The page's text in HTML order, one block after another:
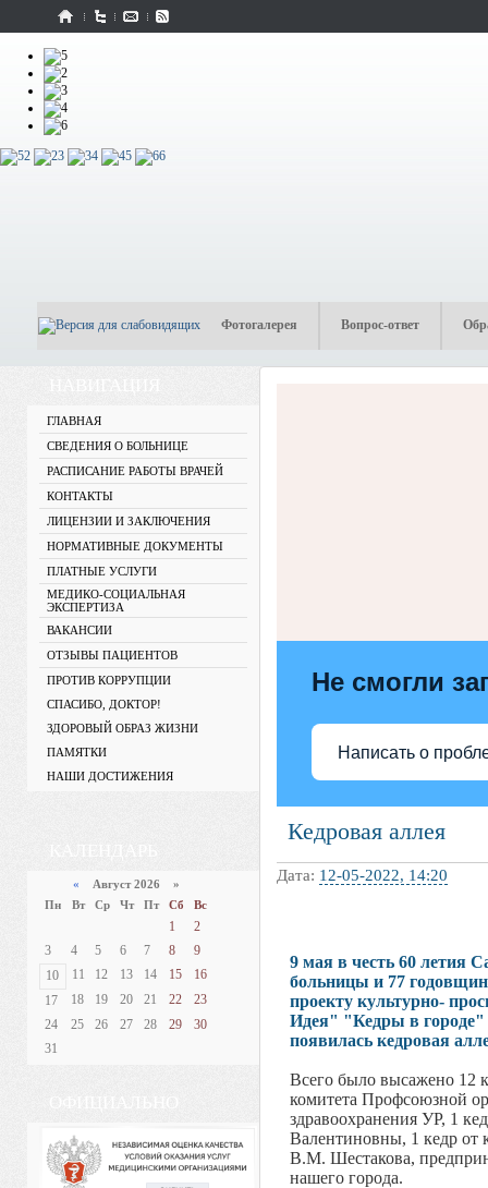
2 3 4 5 6
Фотогалерея Вопрос-ответ
ГЛАВНАЯ
СВЕДЕНИЯ О БОЛЬНИЦЕ
РАСПИСАНИЕ РАБОТЫ ВРАЧЕЙ
КОНТАКТЫ
ЛИЦЕНЗИИ И ЗАКЛЮЧЕНИЯ
НОРМАТИВНЫЕ ДОКУМЕНТЫ
ПЛАТНЫЕ УСЛУГИ
МЕДИКО-СОЦИАЛЬНАЯ
ЭКСПЕРТИЗА
ВАКАНСИИ
ОТЗЫВЫ ПАЦИЕНТОВ
ПРОТИВ КОРРУПЦИИ
СПАСИБО, ДОКТОР!
ЗДОРОВЫЙ ОБРАЗ ЖИЗНИ
ПАМЯТКИ
НАШИ ДОСТИЖЕНИЯ
« Август 2026 »
Пн
Вт Ср Чт Пт Сб Вс
1
2
3
4 5 6 7 8
9
10
11 12 13 14 15
16
17
18 19 20 21 22
23
24
25 26 27 28 29
30
31
Не смогли
Написать о
Кедровая аллея
Дата: 12-05-2022, 14:20
9 мая в честь 60 летия
больницы и 77
проекту культурно-
Идея" "Кедры в городе"
появилась кедровая
Всего было высажено 12
комитета Профсоюзной
здравоохранения УР, 1
Валентиновны, 1 кедр от
В.М. Шестакова,
нашего города.